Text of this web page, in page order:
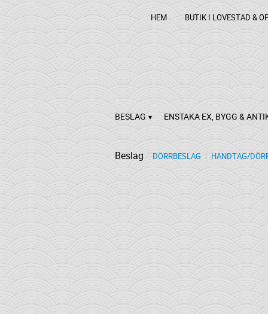
HEM BUTIK I LÖVESTAD &
BESLAG ENSTAKA EX, BYGG &
Beslag DÖRRBESLAG HANDTAG/